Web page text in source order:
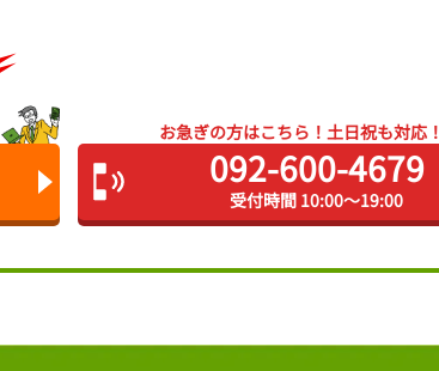
お急ぎの方はこちら！ 土日祝も対応！
092-600-4679
受付時間 10:00～19:00